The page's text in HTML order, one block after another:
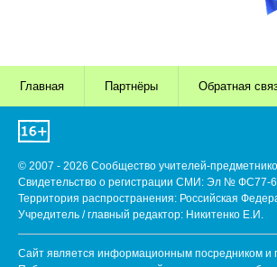
Главная Партнёры Обратная
© 2007 - 2026 Сообщество учителей-
Свидетельство о регистрации СМИ: Эл № ФС77-
Территория распространения: Российская
Учредитель / главный редактор: Никитенко Е.И.
Сайт является информационным посредником и